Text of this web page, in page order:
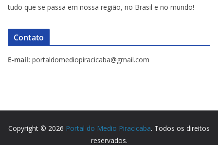
tudo que se passa em nossa região, no Brasil e no mundo!
Contato
E-mail: portaldomediopiracicaba@gmail.com
Copyright © 2026 Portal do Medio Piracicaba. Todos os direitos
reservados.